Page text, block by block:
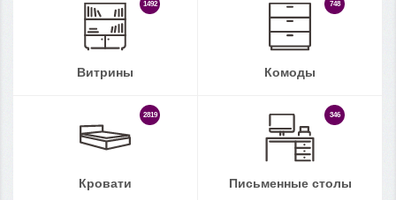
1492
Витрины
748
Комоды
2819
Кровати
346
Письменные столы